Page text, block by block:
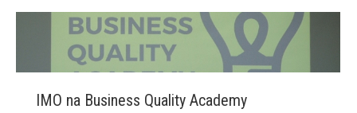
IMO na Business Quality Academy